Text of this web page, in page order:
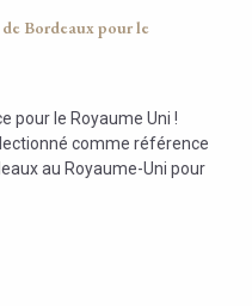
Bordeaux pour le
pour le Royaume Uni !
comme référence
au Royaume-Uni pour